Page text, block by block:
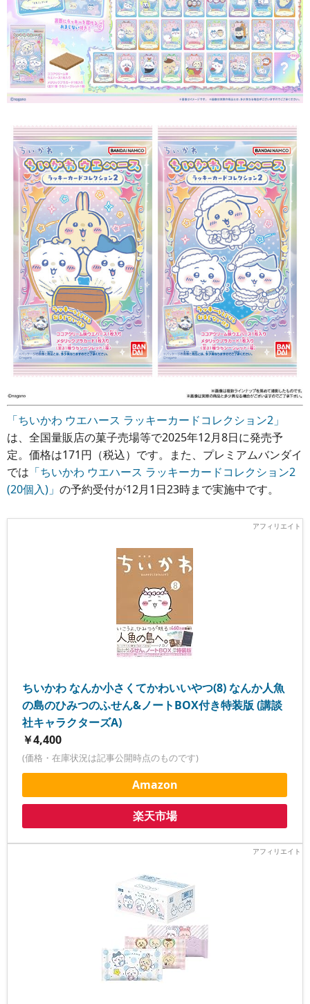
「ちいかわ ウエハース ラッキーカードコレクション2」
は、全国量販店の菓子売場等で2025年12月8日に発売予
定。価格は171円（税込）です。また、プレミアムバンダイ
では 「ちいかわ ウエハース ラッキーカードコレクション2
(20個入)」 の予約受付が12月1日23時まで実施中です。
ちいかわ なんか小さくてかわいいやつ(8) なんか人魚
の島のひみつのふせん&ノートBOX付き特装版 (講談
社キャラクターズA)
￥4,400
(価格・在庫状況は記事公開時点のものです)
Amazon
楽天市場